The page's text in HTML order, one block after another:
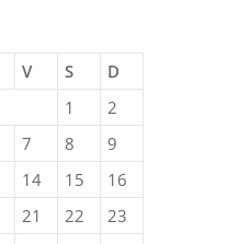
V S
D
1
2
7 8
9
14 15
16
21 22
23